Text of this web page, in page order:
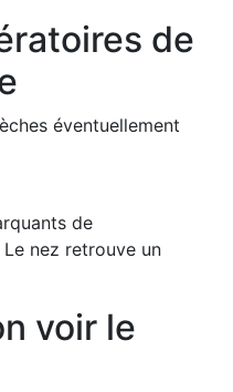
de
éventuellement
de
nez retrouve un
voir le